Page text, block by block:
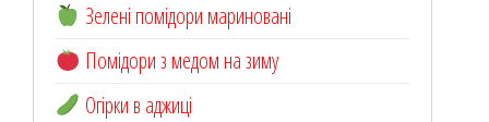
Зелені помідори мариновані
Помідори з медом на зиму
Огірки в аджиці